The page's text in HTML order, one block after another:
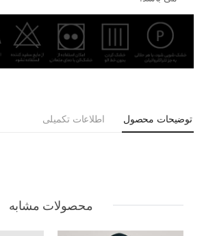
توضیحات محصول اطلاعات تکمیلی
محصولات مشابه